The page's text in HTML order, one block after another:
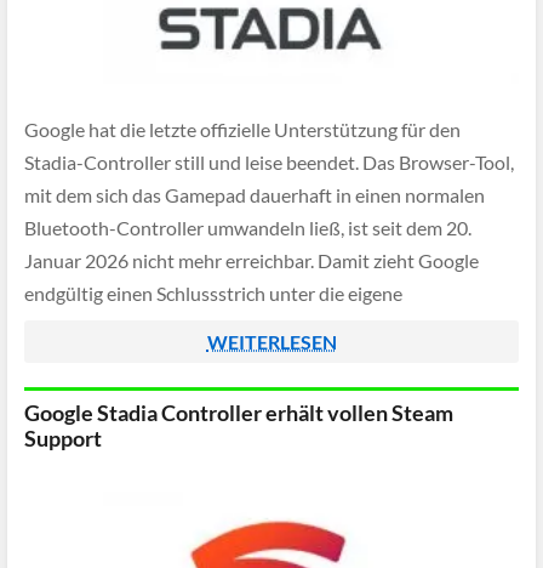
Google hat die letzte offizielle Unterstützung für den
Stadia-Controller still und leise beendet. Das Browser-Tool,
mit dem sich das Gamepad dauerhaft in einen normalen
Bluetooth-Controller umwandeln ließ, ist seit dem 20.
Januar 2026 nicht mehr erreichbar. Damit zieht Google
endgültig einen Schlussstrich unter die eigene
WEITERLESEN
Google Stadia Controller erhält vollen Steam
Support